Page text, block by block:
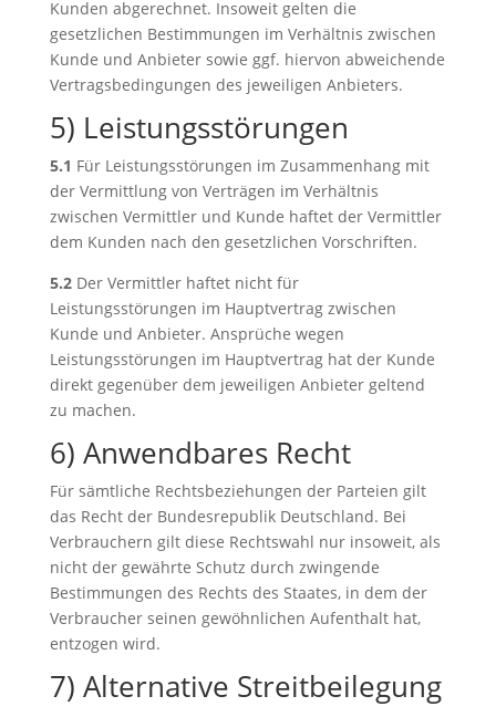
Kunden abgerechnet. Insoweit gelten die
gesetzlichen Bestimmungen im Verhältnis zwischen
Kunde und Anbieter sowie ggf. hiervon abweichende
Vertragsbedingungen des jeweiligen Anbieters.
5) Leistungsstörungen
5.1 Für Leistungsstörungen im Zusammenhang mit
der Vermittlung von Verträgen im Verhältnis
zwischen Vermittler und Kunde haftet der Vermittler
dem Kunden nach den gesetzlichen Vorschriften.
5.2Der Vermittler haftet nicht für
Leistungsstörungen im Hauptvertrag zwischen
Kunde und Anbieter. Ansprüche wegen
Leistungsstörungen im Hauptvertrag hat der Kunde
direkt gegenüber dem jeweiligen Anbieter geltend
zu machen.
6) Anwendbares Recht
Für sämtliche Rechtsbeziehungen der Parteien gilt
das Recht der Bundesrepublik Deutschland. Bei
Verbrauchern gilt diese Rechtswahl nur insoweit, als
nicht der gewährte Schutz durch zwingende
Bestimmungen des Rechts des Staates, in dem der
Verbraucher seinen gewöhnlichen Aufenthalt hat,
entzogen wird.
7) Alternative Streitbeilegung